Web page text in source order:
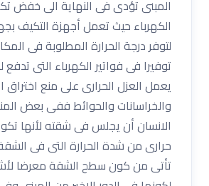
المبنى تؤدى فى النهاية الى خفض
الكهرباء حيث تعمل أجهزة التكيف
لتوفر درجة الحرارة المطلوبة فى
توفيرا فى فواتير الكهرباء التى
يعمل العزل الحرارى على منع اختراق
والخراسانات والحوائط ففى بعض
الانسان أن يجلس فى شقته لأنها
حرارى من شدة الحرارة التى فى
تأتى من كون سطح الشقة معرضا